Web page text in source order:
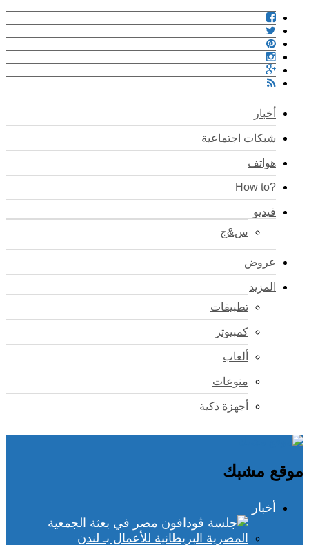
أخبار
شبكات اجتماعية
هواتف
?How to
فيديو
س&ج
عروض
المزيد
تطبيقات
كمبيوتر
ألعاب
منوعات
أجهزة ذكية
موقع مشبك
أخبار